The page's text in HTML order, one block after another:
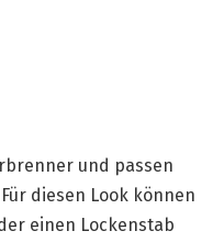
und passen
diesen Look können
einen Lockenstab